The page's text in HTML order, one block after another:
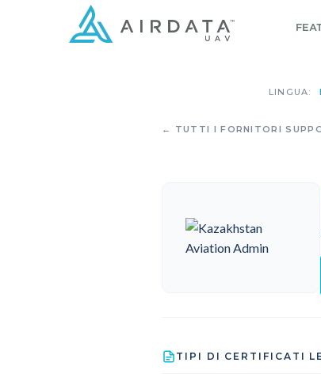
LINGUA:
← TUTTI I FORNITORI
TIPI DI CERTIFICATI